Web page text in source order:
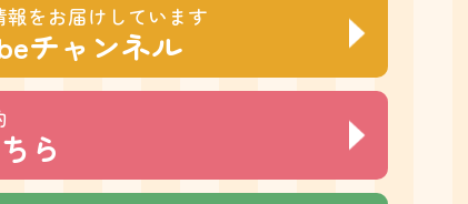
をお届けしています
チャンネル
ら